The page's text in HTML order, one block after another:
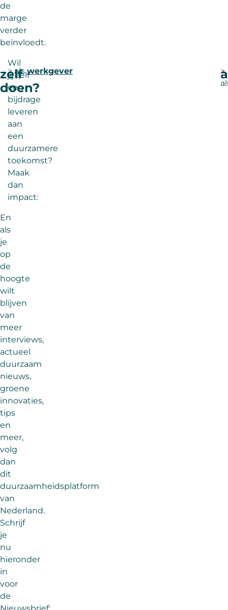
de
marge
verder
beïnvloedt.
zelf
doen?
Wil
jij zelf
een
bijdrage
leveren
aan
een
duurzamere
toekomst?
Maak
dan
impact:
> alswerkgever
>
En
als
je
op
de
hoogte
wilt
blijven
van
meer
interviews,
actueel
duurzaam
nieuws,
groene
innovaties,
tips
en
meer,
volg
dan
dit
duurzaamheidsplatform
van
Nederland.
Schrijf
je
nu
hieronder
in
voor
de
Nieuwsbrief: